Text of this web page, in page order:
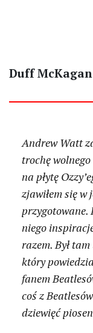
Duff McKagan
Andrew Watt
trochę
na płytę
zjawiłem się w
przygotowane.
niego
razem. Był
który
fanem
coś z
dziewięć